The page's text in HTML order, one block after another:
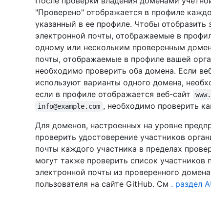
"Проверено" отображается в профиле
указанный в ее профиле. Чтобы отобразить
электронной почты, отображаемые в
одному или нескольким проверенным
почты, отображаемые в профиле вашей
необходимо проверить оба домена. Если
используют варианты одного домена,
если в профиле отображается веб-сайт
info@example.com , необходимо проверить
Для доменов, настроенных на уровне
проверить удостоверение участников
почты каждого участника в пределах
могут также проверить список участников
электронной почты из проверенного
пользователя на сайте GitHub. См . раздел